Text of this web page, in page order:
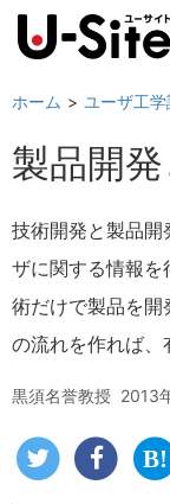
ホーム ユーザ工
製品開
技術開発と製品開
ザに関する情報
術だけで製品を開
の流れを作れば、
黒須名誉教授 2013